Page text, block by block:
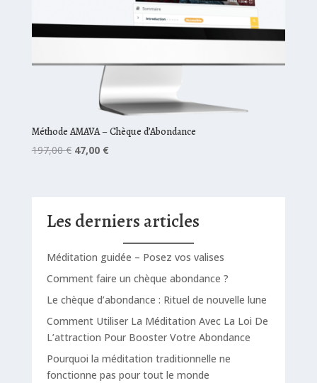
Méthode AMAVA – Chèque d’Abondance
197,00€ Le
197,00 €.
47,00 €Le
47,00 €.
Les derniers articles
Méditation guidée – Posez vos valises
Comment faire un chèque abondance ?
Le chèque d’abondance : Rituel de nouvelle lune
Comment Utiliser La Méditation Avec La Loi De
L’attraction Pour Booster Votre Abondance
Pourquoi la méditation traditionnelle ne
fonctionne pas pour tout le monde